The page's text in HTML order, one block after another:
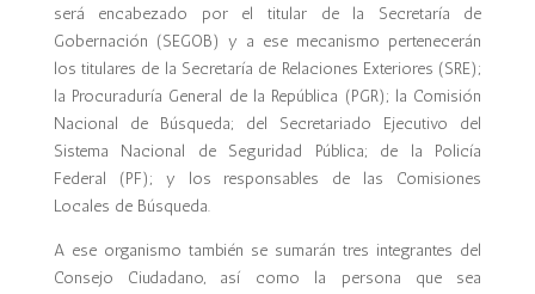
será encabezado por el titular de la Secretaría de
Gobernación (SEGOB) y a ese mecanismo pertenecerán
los titulares de la Secretaría de Relaciones Exteriores (SRE);
la Procuraduría General de la República (PGR); la Comisión
Nacional de Búsqueda; del Secretariado Ejecutivo del
Sistema Nacional de Seguridad Pública; de la Policía
Federal (PF); y los responsables de las Comisiones
Locales de Búsqueda.
A ese organismo también se sumarán tres integrantes del
Consejo Ciudadano, así como la persona que sea